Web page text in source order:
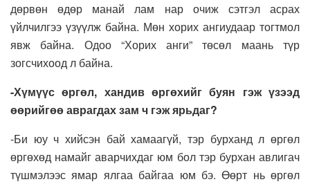
дөрвөн өдөр манай лам нар очиж сэтгэл асрах
үйлчилгээ үзүүлж байна. Мөн хорих ангиудаар тогтмол
явж байна. Одоо “Хорих анги” төсөл маань түр
зогсчихоод л байна.
-Хүмүүс өргөл, хандив өргөхийг буян гэж үзээд
өөрийгөө аврагдах зам ч гэж ярьдаг?
-Би юу ч хийсэн бай хамаагүй, тэр бурханд л өргөл
өргөхөд намайг аварчихдаг юм бол тэр бурхан авлигач
түшмэлээс ямар ялгаа байгаа юм бэ. Өөрт нь өргөл